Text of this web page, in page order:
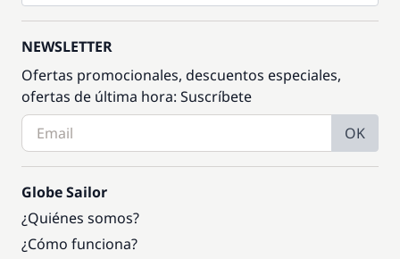
NEWSLETTER
Ofertas promocionales, descuentos especiales,
ofertas de última hora: Suscríbete
OK
Globe Sailor
¿Quiénes somos?
¿Cómo funciona?